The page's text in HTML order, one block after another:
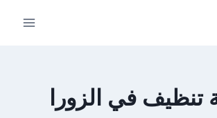
في الزورا